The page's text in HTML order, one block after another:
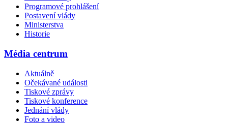
Programové prohlášení
Postavení vlády
Ministerstva
Historie
Média centrum
Aktuálně
Očekávané události
Tiskové zprávy
Tiskové konference
Jednání vlády
Foto a video